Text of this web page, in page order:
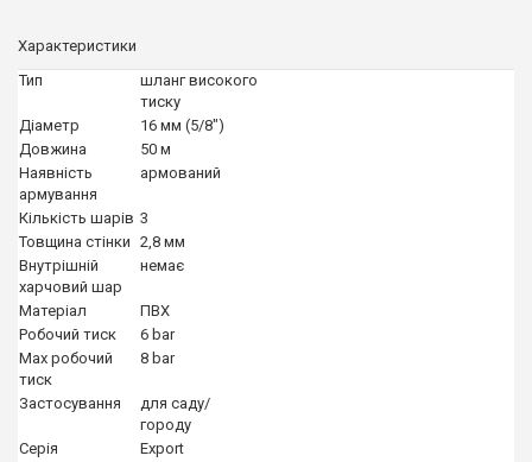
Характеристики
Тип
шланг високого
тиску
Діаметр
16 мм (5/8")
Довжина
50 м
Наявність
армування
армований
Кількість шарів 3
Товщина стінки 2,8 мм
Внутрішній
харчовий шар
немає
Матеріал
ПВХ
Робочий тиск
6 bar
Max робочий
тиск
8 bar
Застосування
для саду/
городу
Серія
Export